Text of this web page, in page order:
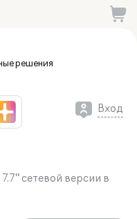
решения
Вход
сетевой версии в